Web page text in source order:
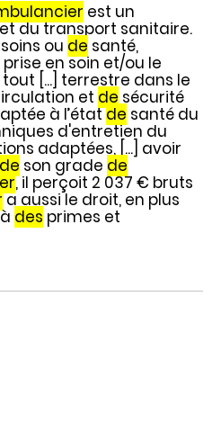
est un
du transport sanitaire.
soins ou de santé,
en soin et/ou le
[...] terrestre dans le
et de sécurité
à l’étatde santé du
d'entretien du
adaptées, [...] avoir
de son grade de
, il perçoit 2 037 € bruts
a aussi le droit, en plus
des primes et